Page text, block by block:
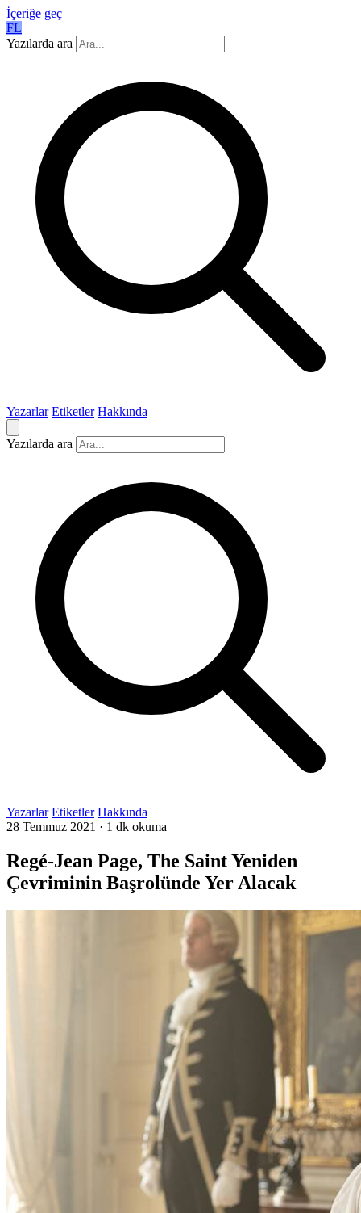
İçeriğe geç
FL
Yazılarda ara
Yazarlar Etiketler Hakkında
Yazılarda ara
Yazarlar Etiketler Hakkında
28 Temmuz 2021 · 1 dk okuma
Regé-Jean Page, The Saint Yeniden
Çevriminin Başrolünde Yer Alacak